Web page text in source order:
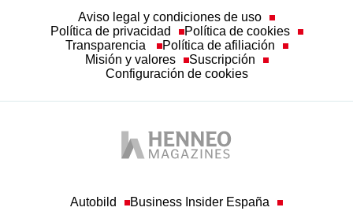
Política de privacidad
Política de cookies
Transparencia
Política de afiliación
Misión y valores
Suscripción
Configuración de cookies
Computer Hoy
Hobby Consolas Top Gear